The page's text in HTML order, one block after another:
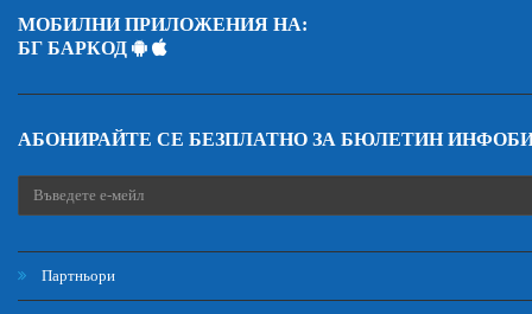
МОБИЛНИ ПРИЛОЖЕНИЯ НА:
БГ БАРКОД
АБОНИРАЙТЕ СЕ БЕЗПЛАТНО ЗА БЮЛЕТИН
Партньори